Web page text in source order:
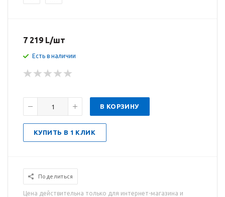
7 219 L/шт
Есть в наличии
В КОРЗИНУ
КУПИТЬ В 1 КЛИК
Поделиться
Цена действительна только для интернет-магазина и